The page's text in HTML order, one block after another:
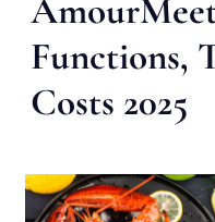
Functions,
Costs 2025